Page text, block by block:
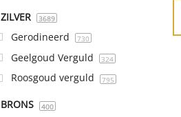
ZILVER 3689
Gerodineerd 730
Geelgoud Verguld 324
Roosgoud verguld 795
BRONS 400